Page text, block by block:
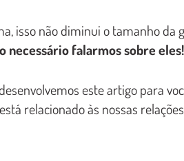
isso não diminui o tamanho
necessário falarmos sobre eles!
este artigo para
relacionado às nossas